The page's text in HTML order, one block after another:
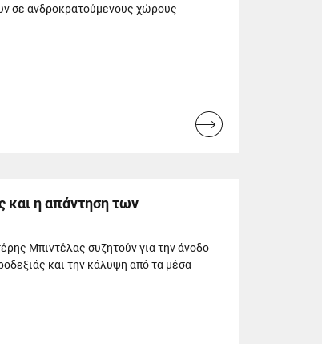
σε ανδροκρατούμενους χώρους
Read
και η απάντηση των
Μπιντέλας συζητούν για την άνοδο
και την κάλυψη από τα μέσα